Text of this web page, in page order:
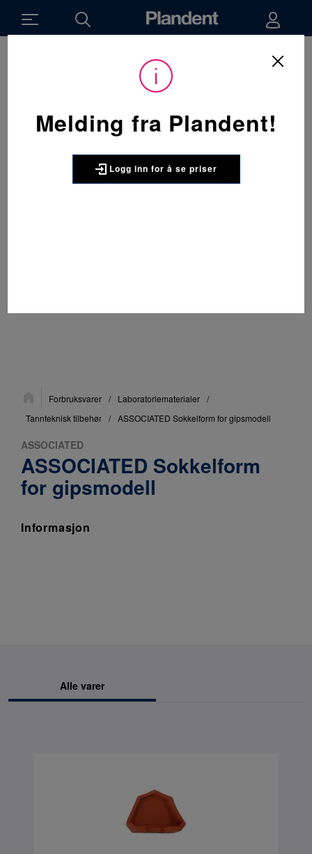
her:
Forbruksvarer / Laboratoriematerialer /
Tannteknisk tilbehør / ASSOCIATED Sokkelform for gipsmodell
ASSOCIATED
ASSOCIATED Sokkelform
for gipsmodell
Informasjon
Alle varer
Melding fra Plandent!
Logg inn for å se priser